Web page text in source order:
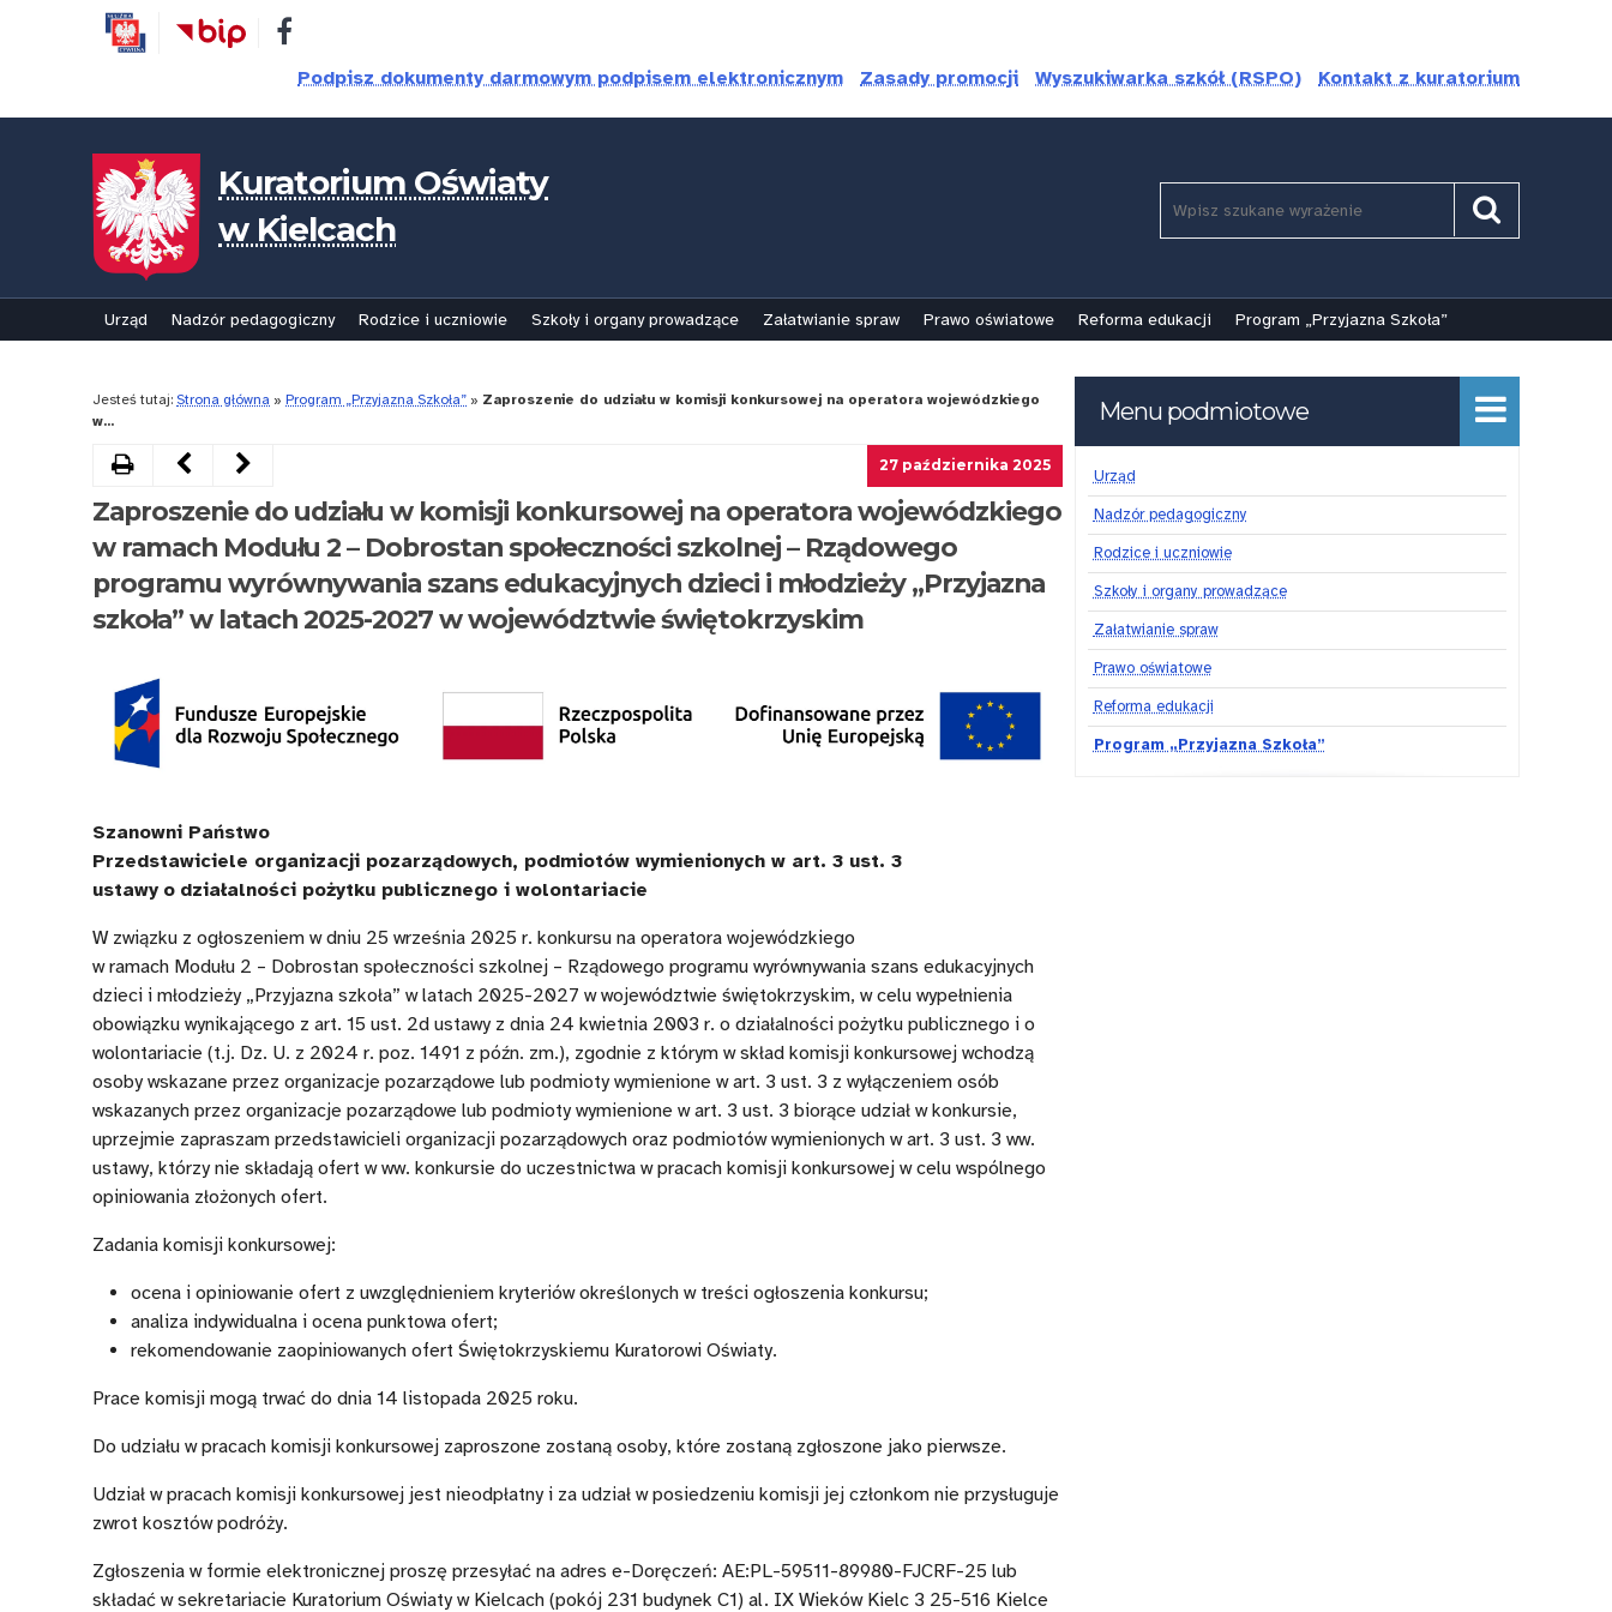
Podpisz dokumenty darmowym podpisem elektronicznym Zasady promocji Wyszukiwarka szkół (RSPO) Kontakt z kuratorium
Kuratorium Oświaty
w Kielcach
wymagane.
3
znaki.
Szukaj
Urząd Nadzór pedagogiczny Rodzice i uczniowie Szkoły i organy prowadzące Załatwianie spraw Prawo oświatowe Reforma edukacji Program „Przyjazna Szkoła”
Jesteś tutaj: Strona główna » Program „Przyjazna Szkoła” » Zaproszenie do udziału w komisji konkursowej na operatora wojewódzkiego
w...
27 października 2025
Zaproszenie do udziału w komisji konkursowej na operatora wojewódzkiego
w ramach Modułu 2 – Dobrostan społeczności szkolnej – Rządowego
programu wyrównywania szans edukacyjnych dzieci i młodzieży „Przyjazna
szkoła” w latach 2025-2027 w województwie świętokrzyskim
Szanowni Państwo
Przedstawiciele organizacji pozarządowych, podmiotów wymienionych w art. 3 ust. 3
ustawy o działalności pożytku publicznego i wolontariacie
W związku z ogłoszeniem w dniu 25 września 2025 r. konkursu na operatora wojewódzkiego
w ramach Modułu 2 – Dobrostan społeczności szkolnej – Rządowego programu wyrównywania szans edukacyjnych
dzieci i młodzieży „Przyjazna szkoła” w latach 2025-2027 w województwie świętokrzyskim, w celu wypełnienia
obowiązku wynikającego z art. 15 ust. 2d ustawy z dnia 24 kwietnia 2003 r. o działalności pożytku publicznego i o
wolontariacie (t.j. Dz. U. z 2024 r. poz. 1491 z późn. zm.), zgodnie z którym w skład komisji konkursowej wchodzą
osoby wskazane przez organizacje pozarządowe lub podmioty wymienione w art. 3 ust. 3 z wyłączeniem osób
wskazanych przez organizacje pozarządowe lub podmioty wymienione w art. 3 ust. 3 biorące udział w konkursie,
uprzejmie zapraszam przedstawicieli organizacji pozarządowych oraz podmiotów wymienionych w art. 3 ust. 3 ww.
ustawy, którzy nie składają ofert w ww. konkursie do uczestnictwa w pracach komisji konkursowej w celu wspólnego
opiniowania złożonych ofert.
Zadania komisji konkursowej:
ocena i opiniowanie ofert z uwzględnieniem kryteriów określonych w treści ogłoszenia konkursu;
analiza indywidualna i ocena punktowa ofert;
rekomendowanie zaopiniowanych ofert Świętokrzyskiemu Kuratorowi Oświaty.
Prace komisji mogą trwać do dnia 14 listopada 2025 roku.
Do udziału w pracach komisji konkursowej zaproszone zostaną osoby, które zostaną zgłoszone jako pierwsze.
Udział w pracach komisji konkursowej jest nieodpłatny i za udział w posiedzeniu komisji jej członkom nie przysługuje
zwrot kosztów podróży.
Zgłoszenia w formie elektronicznej proszę przesyłać na adres e-Doręczeń: AE:PL-59511-89980-FJCRF-25 lub
składać w sekretariacie Kuratorium Oświaty w Kielcach (pokój 231 budynek C1) al. IX Wieków Kielc 3 25-516 Kielce
DrukujNastępny
artykuł
Lista
szkół
zakwalifikowanych
otrzymania
dofinansowania
zatrudnienie
asystentów
(w
ramach
modułu
1.
Rządowego
programu
wyrównywania
szans
edukacyjnych
dzieci
i
młodzieży
„Przyjazna
szkoła”
w
latach
2025-
Poprzedni
artykuł
Nabór
wniosków
na
2026
o
zatrudnienia
asystentów
szkołach,
do
których
uczęszczają
uczniowie
i
uczennice
z
Ukrainy
(Moduł
1.
„Pomoc
asystenta”
rządowego
programu
wyrównywania
szans
Menu podmiotowe
Urząd
Nadzór pedagogiczny
Rodzice i uczniowie
Szkoły i organy prowadzące
Załatwianie spraw
Prawo oświatowe
Reforma edukacji
Program „Przyjazna Szkoła”